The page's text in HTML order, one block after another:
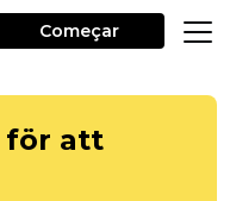
Começar
för att